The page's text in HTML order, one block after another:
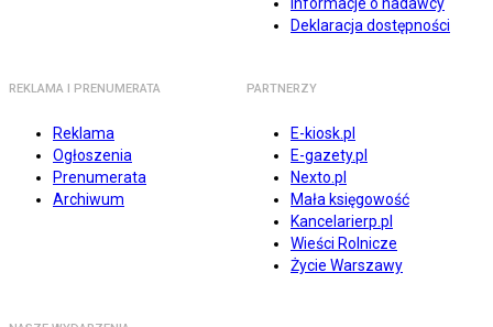
Deklaracja dostępności
REKLAMA I PRENUMERATA
Reklama
Ogłoszenia
Prenumerata
Archiwum
PARTNERZY
E-kiosk.pl
E-gazety.pl
Nexto.pl
Mała księgowość
Kancelarierp.pl
Wieści Rolnicze
Życie Warszawy